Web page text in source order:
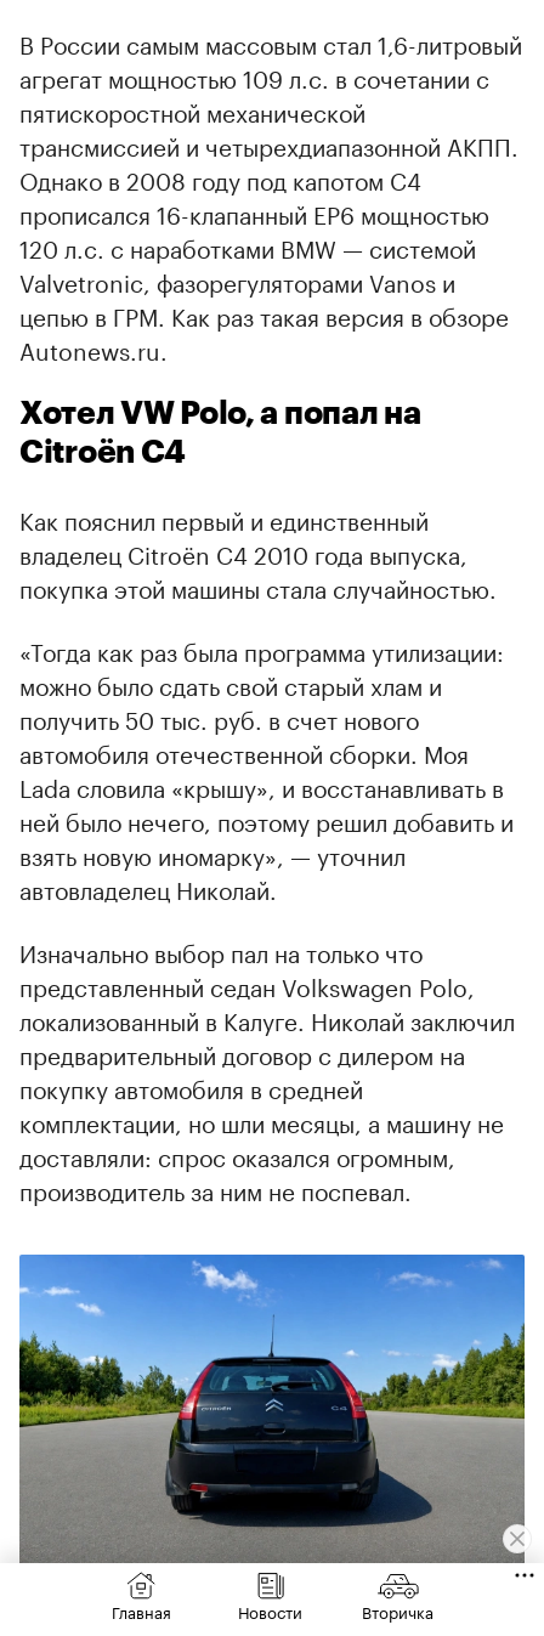
В России самым массовым стал 1,6-литровый
агрегат мощностью 109 л.с. в сочетании с
пятискоростной механической
трансмиссией и четырехдиапазонной АКПП.
Однако в 2008 году под капотом С4
прописался 16-клапанный EP6 мощностью
120 л.с. с наработками BMW — системой
Valvetronic, фазорегуляторами Vanos и
цепью в ГРМ. Как раз такая версия в обзоре
Autonews.ru.
Хотел VW Polo, а попал на
Citroёn C4
Как пояснил первый и единственный
владелец Citroёn C4 2010 года выпуска,
покупка этой машины стала случайностью.
«Тогда как раз была программа утилизации:
можно было сдать свой старый хлам и
получить 50 тыс. руб. в счет нового
автомобиля отечественной сборки. Моя
Lada словила «крышу», и восстанавливать в
ней было нечего, поэтому решил добавить и
взять новую иномарку», — уточнил
автовладелец Николай.
Изначально выбор пал на только что
представленный седан Volkswagen Polo,
локализованный в Калуге. Николай заключил
предварительный договор с дилером на
покупку автомобиля в средней
комплектации, но шли месяцы, а машину не
доставляли: спрос оказался огромным,
производитель за ним не поспевал.
Вертикальные задние фонари Citroёn C4 выглядят стильно,
но патроны для лампочек в них досаждают плохим
Главная Новости Вторичка